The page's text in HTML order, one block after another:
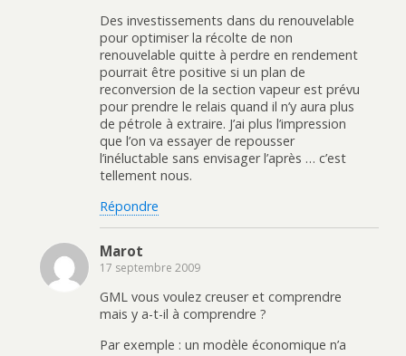
Des investissements dans du renouvelable
pour optimiser la récolte de non
renouvelable quitte à perdre en rendement
pourrait être positive si un plan de
reconversion de la section vapeur est prévu
pour prendre le relais quand il n’y aura plus
de pétrole à extraire. J’ai plus l’impression
que l’on va essayer de repousser
l’inéluctable sans envisager l’après … c’est
tellement nous.
Répondre
Marot
17 septembre 2009
GML vous voulez creuser et comprendre
mais y a-t-il à comprendre ?
Par exemple : un modèle économique n’a